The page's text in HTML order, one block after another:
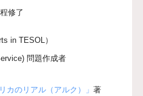
修了
in TESOL）
問題作成者
カのリアル（アルク）」著